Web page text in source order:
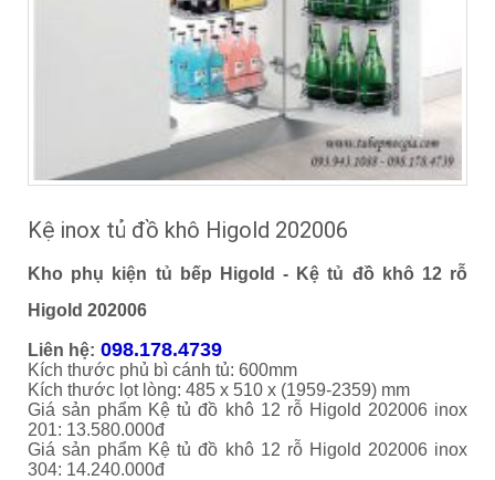
Kệ inox tủ đồ khô Higold 202006
Kho phụ kiện tủ bếp Higold - Kệ tủ đồ khô 12 rỗ
Higold 202006
Liên hệ: 098.178.4739
Kích thước phủ bì cánh tủ: 600mm
Kích thước lọt lòng: 485 x 510 x (1959-2359) mm
Giá sản phẩm Kệ tủ đồ khô 12 rỗ Higold 202006 inox
201: 13.580.000đ
Giá sản phẩm Kệ tủ đồ khô 12 rỗ Higold 202006 inox
304: 14.240.000đ